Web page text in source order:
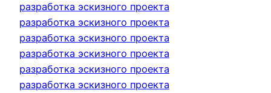
разработка эскизного проекта
разработка эскизного проекта
разработка эскизного проекта
разработка эскизного проекта
разработка эскизного проекта
разработка эскизного проекта